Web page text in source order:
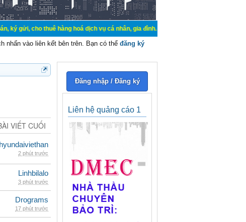
hàng hoá dịch vụ cá nhân, gia đình. Mua bán, ký gửi, cho thuê thiết bị hệ
nhấn vào liên kết bên trên. Bạn có thể đăng ký
VIẾT CUỐI
hyundaiviethan
2 phút trước
Linhbilalo
3 phút trước
Drograms
17 phút trước
Đăng nhập / Đăng ký
Liên hệ quảng cáo 1